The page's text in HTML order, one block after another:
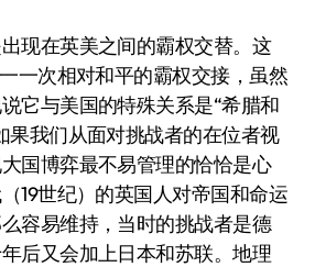
现在英美之间的霸权交替。这
一次相对和平的霸权交接，虽然
它与美国的特殊关系是“希腊和
果我们从面对挑战者的在位者视
国博弈最不易管理的恰恰是心
19世纪）的英国人对帝国和命运
容易维持，当时的挑战者是德
后又会加上日本和苏联。地理